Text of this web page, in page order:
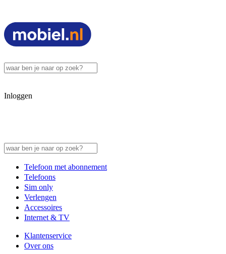
Inloggen
Telefoon met abonnement
Telefoons
Sim only
Verlengen
Accessoires
Internet & TV
Klantenservice
Over ons